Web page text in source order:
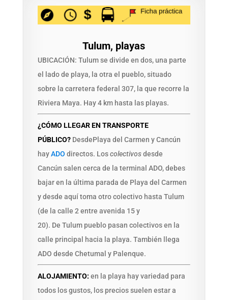
Tulum, playas
UBICACIÓN: Tulum se divide en dos, una parte
el lado de playa, la otra el pueblo, situado
sobre la carretera federal 307, la que recorre la
Riviera Maya. Hay 4 km hasta las playas.
¿CÓMO LLEGAR EN TRANSPORTE
PÚBLICO? DesdePlaya del Carmen y Cancún
hayADO directos. Loscolectivosdesde
Cancún salen cerca de la terminal ADO, debes
bajar en la última parada de Playa del Carmen
y desde aquí toma otro colectivo hasta Tulum
(de la calle 2 entre avenida 15 y
20). De Tulum pueblo pasan colectivos en la
calle principal hacia la playa. También llega
ADO desde Chetumal y Palenque.
ALOJAMIENTO: en la playa hay variedad para
todos los gustos, los precios suelen estar a